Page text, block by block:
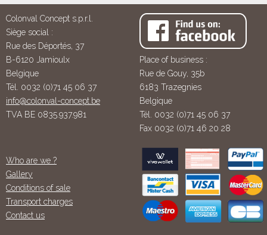
Colonval Concept s.p.r.l.
Siège social :
Rue des Déportés, 37
B-6120 Jamioulx
Belgique
Tél. 0032 (0)71 45 06 37
info@colonval-concept.be
TVA BE 0835.937.981
Place of business :
Rue de Gouy, 35b
6183 Trazegnies
Belgique
Tél. 0032 (0)71 45 06 37
Fax 0032 (0)71 46 20 28
Who are we ?
Gallery
Conditions of sale
Transport charges
Contact us